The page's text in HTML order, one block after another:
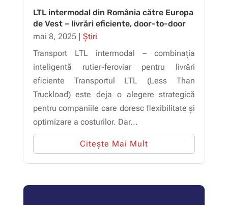
LTL intermodal din România către Europa
de Vest – livrări eficiente, door-to-door
mai 8, 2025| Știri
Transport LTL intermodal – combinația
inteligentă rutier-feroviar pentru livrări
eficiente Transportul LTL (Less Than
Truckload) este deja o alegere strategică
pentru companiile care doresc flexibilitate și
optimizare a costurilor. Dar...
Citește Mai Mult